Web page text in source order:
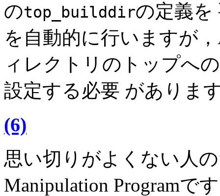
のtop_builddirの定義を
を自動的に行いますが
ィレクトリのトップへ
設定する必要 がありま
(6)
思い切りがよくない人
Manipulation Programで